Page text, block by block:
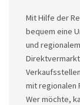
Mit Hilfe der
bequem eine
und
mit regionalen
Wer möchte,